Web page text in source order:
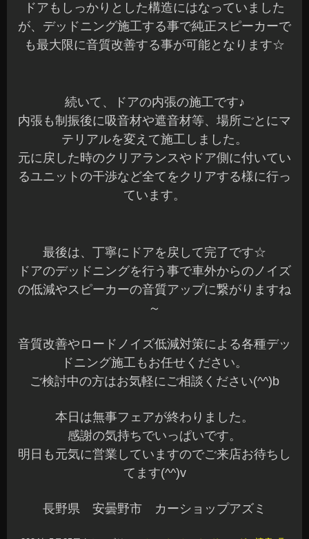
ドアもしっかりとした構造にはなっていました
が、デッドニング施工する事で純正スピーカーで
も最大限に音質改善する事が可能となります☆
続いて、ドアの内張の施工です♪
内張も制振後に吸音材や遮音材等、場所ごとにマ
テリアルを変えて施工しました。
元に戻した時のクリアランスやドア側に付いてい
るユニットの干渉など全てをクリアする様に行っ
ています。
最後は、丁寧にドアを戻して完了です☆
ドアのデッドニングを行う事で車外からのノイズ
の低減やスピーカーの音質アップに繋がりますね
～
音質改善やロードノイズ低減対策による各種デッ
ドニング施工もお任せください。
ご検討中の方はお気軽にご相談ください(^^)b
本日は無事フェアが終わりました。
感謝の気持ちでいっぱいです。
明日も元気に営業していますのでご来店お待ちし
てます(^^)v
長野県 安曇野市 カーショップアズミ